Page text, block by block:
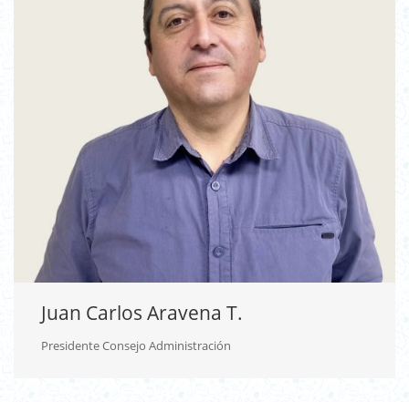
Juan Carlos Aravena T.
Presidente Consejo Administración